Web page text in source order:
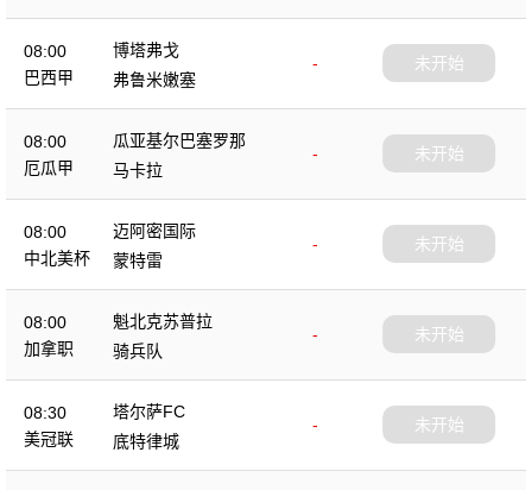
08:00
巴西甲
博塔弗戈
-
弗鲁米嫩塞
未开始
08:00
厄瓜甲
瓜亚基尔巴塞罗那
-
马卡拉
未开始
08:00
中北美杯
迈阿密国际
-
蒙特雷
未开始
08:00
加拿职
魁北克苏普拉
-
骑兵队
未开始
08:30
美冠联
塔尔萨FC
-
底特律城
未开始